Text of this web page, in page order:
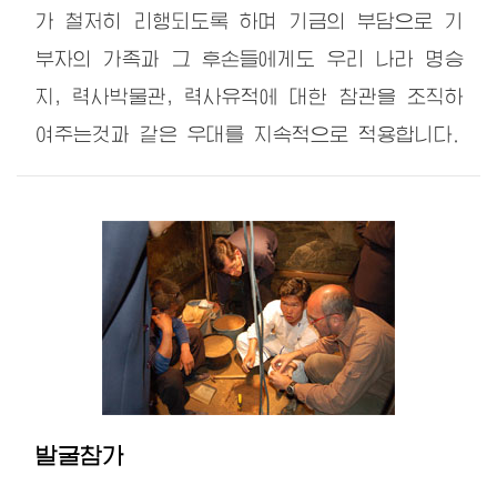
가 철저히 리행되도록 하며 기금의 부담으로 기
부자의 가족과 그 후손들에게도 우리 나라 명승
지, 력사박물관, 력사유적에 대한 참관을 조직하
여주는것과 같은 우대를 지속적으로 적용합니다.
발굴참가